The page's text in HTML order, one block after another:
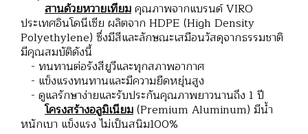
สานด้วยหวายเทียมคุณภาพจากแบรนด์ VIRO
ประเทศอินโดนีเซีย ผลิตจาก HDPE (High Density
Polyethylene) ซึ่งมีสีและลักษณะเสมือนวัสดุจากธรรมชาติ
มีคุณสมบัติดังนี้
- ทนทานต่อรังสียูวีและทุกสภาพอากาศ
- แข็งแรงทนทานและมีความยืดหยุ่นสูง
- ดูแลรักษาง่ายและรับประกันคุณภาพยาวนานถึง 1 ปี
โครงสร้างอลูมิเนียม(Premium Aluminum) มีน้ำ
หนักเบา แข็งแรง ไม่เป็นสนิม100%